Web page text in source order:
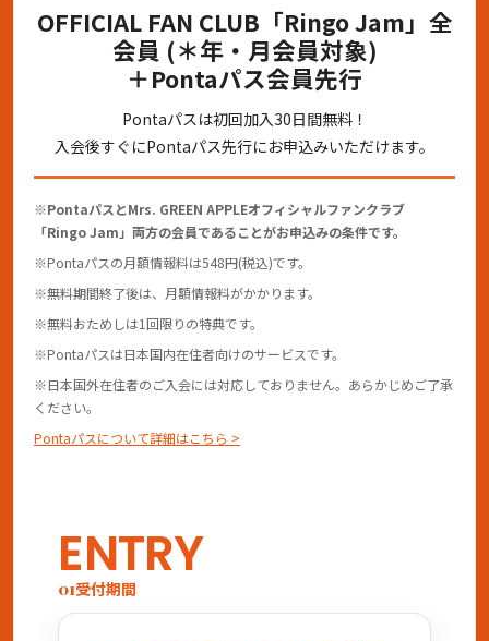
OFFICIAL FAN CLUB「Ringo Jam」全
会員 (＊年・月会員対象)
＋Pontaパス会員先行
Pontaパスは初回加入30日間無料！
入会後すぐにPontaパス先行にお申込みいただけます。
※PontaパスとMrs. GREEN APPLEオフィシャルファンクラブ
「Ringo Jam」両方の会員であることがお申込みの条件です。
※Pontaパスの月額情報料は548円(税込)です。
※無料期間終了後は、月額情報料がかかります。
※無料おためしは1回限りの特典です。
※Pontaパスは日本国内在住者向けのサービスです。
※日本国外在住者のご入会には対応しておりません。あらかじめご了承
ください。
Pontaパスについて詳細はこちら >
ENTRY
01受付期間